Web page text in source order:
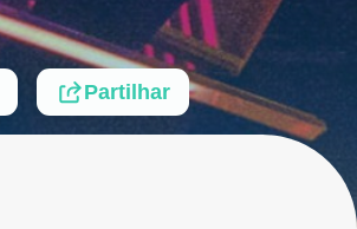
Partilhar